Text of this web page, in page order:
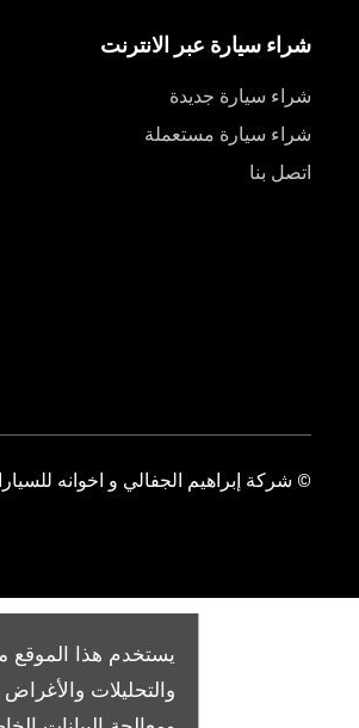
يستخدم هذا الموقع
والتحليلات
شراء سيارة عبر الانترنت
شراء سيارة جديدة
شراء سيارة مستعملة
اتصل بنا
© شركة إبراهيم الجفالي و اخوانه للسيارات 2026. كل الحقوق